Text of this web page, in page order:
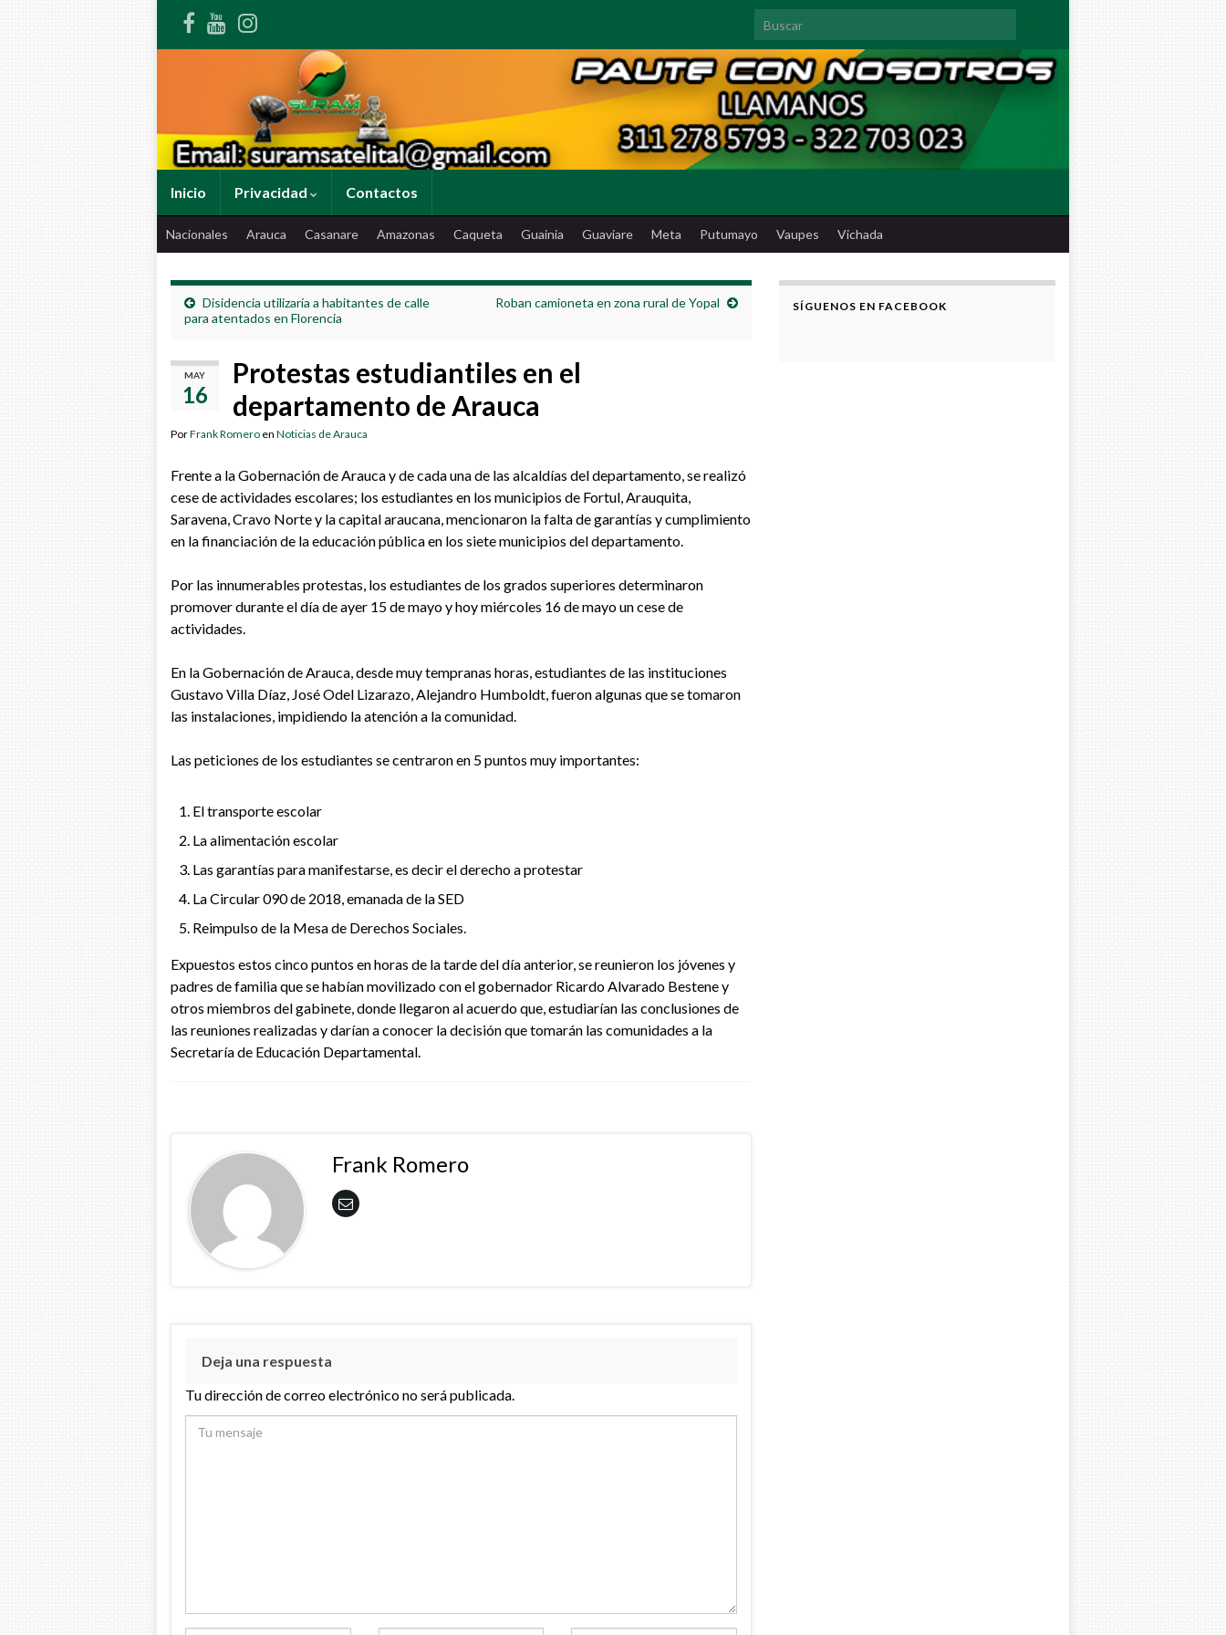
Search for:
Inicio Privacidad Contactos
Nacionales Arauca Casanare Amazonas Caqueta Guainia Guaviare Meta Putumayo Vaupes Vichada
Disidencia utilizaría a habitantes de calle
para atentados en Florencia
Roban camioneta en zona rural de Yopal
MAY
16
Protestas estudiantiles en el
departamento de Arauca
PorFrank Romero en Noticias de Arauca
Frente a la Gobernación de Arauca y de cada una de las alcaldías del departamento, se realizó
cese de actividades escolares; los estudiantes en los municipios de Fortul, Arauquita,
Saravena, Cravo Norte y la capital araucana, mencionaron la falta de garantías y cumplimiento
en la financiación de la educación pública en los siete municipios del departamento.
Por las innumerables protestas, los estudiantes de los grados superiores determinaron
promover durante el día de ayer 15 de mayo y hoy miércoles 16 de mayo un cese de
actividades.
En la Gobernación de Arauca, desde muy tempranas horas, estudiantes de las instituciones
Gustavo Villa Díaz, José Odel Lizarazo, Alejandro Humboldt, fueron algunas que se tomaron
las instalaciones, impidiendo la atención a la comunidad.
Las peticiones de los estudiantes se centraron en 5 puntos muy importantes:
El transporte escolar
La alimentación escolar
Las garantías para manifestarse, es decir el derecho a protestar
La Circular 090 de 2018, emanada de la SED
Reimpulso de la Mesa de Derechos Sociales.
Expuestos estos cinco puntos en horas de la tarde del día anterior, se reunieron los jóvenes y
padres de familia que se habían movilizado con el gobernador Ricardo Alvarado Bestene y
otros miembros del gabinete, donde llegaron al acuerdo que, estudiarían las conclusiones de
las reuniones realizadas y darían a conocer la decisión que tomarán las comunidades a la
Secretaría de Educación Departamental.
Frank Romero
Deja una respuesta
Tu dirección de correo electrónico no será publicada.
SÍGUENOS EN FACEBOOK